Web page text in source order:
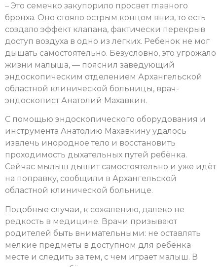
– Это семечко закупорило просвет главного
бронха. Оно стояло острым концом вниз, то есть
создало эффект клапана, фактически перекрыв
доступ воздуха в одно из легких. Ребенок не мог
дышать самостоятельно. Безусловно, это угрожало
жизни малыша, — пояснил заведующий
эндоскопическим отделением Архангельской
областной клинической больницы, врач-
эндоскопист Анатолий Махавкин.
С помощью эндоскопического оборудования и
инструмента Анатолию Махавкину удалось
извлечь инородное тело и восстановить
проходимость дыхательных путей ребёнка.
Сейчас мылыш дышит самостоятельно и уже идёт
на поправку, сообщили в Архангельской
областной клинической больнице.
Подобные случаи, к сожалению, далеко не
редкость в медицине. Врачи призывают
родителей быть внимательными: не оставлять
мелкие предметы в доступном для ребёнка
месте и следить за тем, с чем играет малыш. В